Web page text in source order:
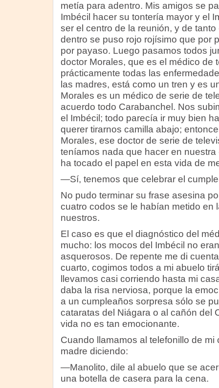
metía para adentro. Mis amigos se
Imbécil hacer su tontería mayor y el
ser el centro de la reunión, y de
dentro se puso rojo rojísimo que por
por payaso. Luego pasamos todos
doctor Morales, que es el médico de
prácticamente todas las
las madres, está como un tren y es
Morales es un médico de serie de
acuerdo todo Carabanchel. Nos
el Imbécil; todo parecía ir muy bien
querer tirarnos camilla abajo;
Morales, ese doctor de serie de
teníamos nada que hacer en
ha tocado el papel en esta vida de
—Sí, tenemos que celebrar el
No pudo terminar su frase asesina
cuatro codos se le habían metido en
nuestros.
El caso es que el diagnóstico del
mucho: los mocos del Imbécil no
asquerosos. De repente me di
cuarto, cogimos todos a mi abuelo
llevamos casi corriendo hasta mi
daba la risa nerviosa, porque la
a un cumpleaños sorpresa sólo se
cataratas del Niágara o al cañón del
vida no es tan emocionante.
Cuando llamamos al telefonillo de mi
madre diciendo:
—Manolito, dile al abuelo que se
una botella de casera para la cena.